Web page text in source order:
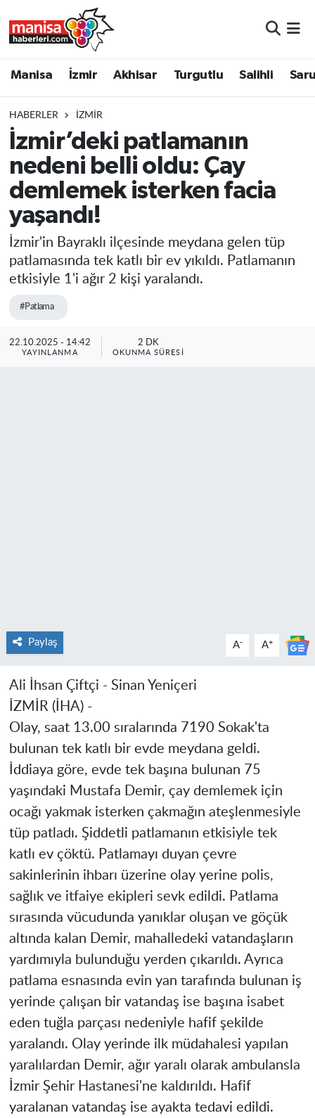
Manisa İzmir Akhisar Turgutlu Salihli
HABERLER İZMIR
İzmir’deki patlamanın
nedeni belli oldu: Çay
demlemek isterken facia
yaşandı!
İzmir'in Bayraklı ilçesinde meydana gelen tüp
patlamasında tek katlı bir ev yıkıldı. Patlamanın
etkisiyle 1'i ağır 2 kişi yaralandı.
#Patlama
22.10.2025 - 14:42
YAYINLANMA
2 DK
OKUNMA SÜRESI
Paylaş A- A+
Ali İhsan Çiftçi - Sinan Yeniçeri
İZMİR (İHA) -
Olay, saat 13.00 sıralarında 7190 Sokak'ta
bulunan tek katlı bir evde meydana geldi.
İddiaya göre, evde tek başına bulunan 75
yaşındaki Mustafa Demir, çay demlemek için
ocağı yakmak isterken çakmağın ateşlenmesiyle
tüp patladı. Şiddetli patlamanın etkisiyle tek
katlı ev çöktü. Patlamayı duyan çevre
sakinlerinin ihbarı üzerine olay yerine polis,
sağlık ve itfaiye ekipleri sevk edildi. Patlama
sırasında vücudunda yanıklar oluşan ve göçük
altında kalan Demir, mahalledeki vatandaşların
yardımıyla bulunduğu yerden çıkarıldı. Ayrıca
patlama esnasında evin yan tarafında bulunan iş
yerinde çalışan bir vatandaş ise başına isabet
eden tuğla parçası nedeniyle hafif şekilde
yaralandı. Olay yerinde ilk müdahalesi yapılan
yaralılardan Demir, ağır yaralı olarak ambulansla
İzmir Şehir Hastanesi'ne kaldırıldı. Hafif
yaralanan vatandaş ise ayakta tedavi edildi.
Turgutlu
Salihli
Soma
Resmi İlanlar
Manisa Nöbetçi Eczaneler
Manisa Trafik Yoğunluk Haritası
Süper Lig Puan Durumu ve Fikstür
Son Dakika Haberleri
Haber Arşivi